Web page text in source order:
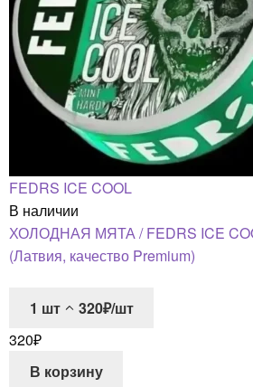
FEDRS ICE COOL
В наличии
ХОЛОДНАЯ МЯТА / FEDRS ICE
(Латвия, качество Premium)
1 шт
320₽/шт
320₽
В корзину